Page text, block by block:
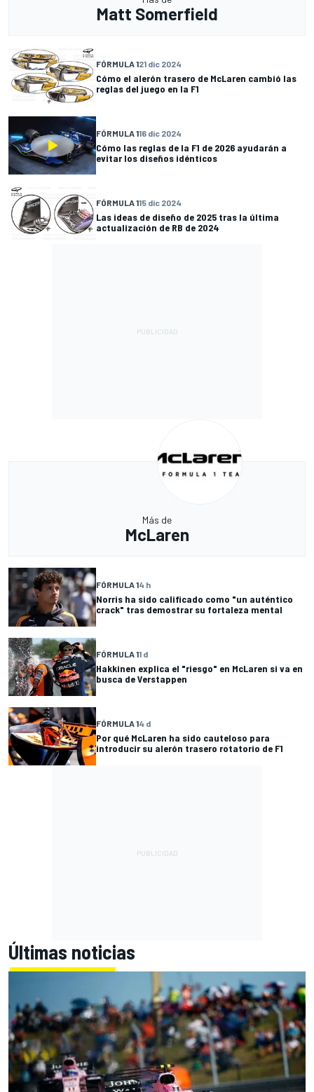
Matt Somerfield
FÓRMULA 121 dic 2024
Cómo el alerón trasero de McLaren cambió las
reglas del juego en la F1
FÓRMULA 116 dic 2024
Cómo las reglas de la F1 de 2026 ayudarán a
evitar los diseños idénticos
FÓRMULA 115 dic 2024
Las ideas de diseño de 2025 tras la última
actualización de RB de 2024
Más de
McLaren
FÓRMULA 14 h
Norris ha sido calificado como "un auténtico
crack" tras demostrar su fortaleza mental
FÓRMULA 11 d
Hakkinen explica el "riesgo" en McLaren si va en
busca de Verstappen
FÓRMULA 14 d
Por qué McLaren ha sido cauteloso para
introducir su alerón trasero rotatorio de F1
Últimas noticias